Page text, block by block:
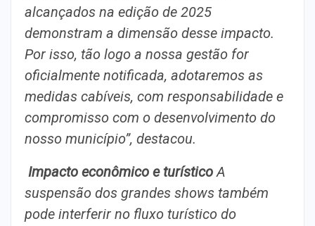
alcançados na edição de 2025
demonstram a dimensão desse impacto.
Por isso, tão logo a nossa gestão for
oficialmente notificada, adotaremos as
medidas cabíveis, com responsabilidade e
compromisso com o desenvolvimento do
nosso município”, destacou.
Impacto econômico e turísticoA
suspensão dos grandes shows também
pode interferir no fluxo turístico do